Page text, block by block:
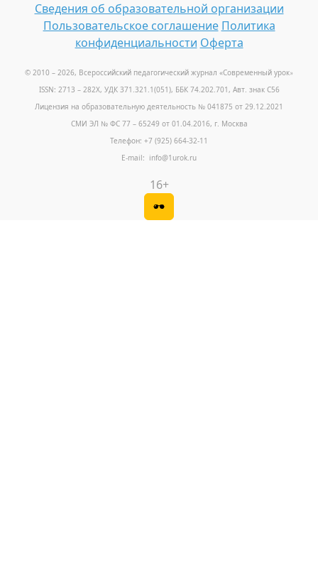
Сведения об образовательной организации
Пользовательское соглашение Политика
конфиденциальности Оферта
© 2010 – 2026, Всероссийский педагогический журнал «Современный урок»
ISSN: 2713 – 282X, УДК 371.321.1(051), ББК 74.202.701, Авт. знак С56
Лицензия на образовательную деятельность № 041875 от 29.12.2021
СМИ ЭЛ № ФС 77 – 65249 от 01.04.2016, г. Москва
Телефон: +7 (925) 664-32-11
E-mail: info@1urok.ru
16+